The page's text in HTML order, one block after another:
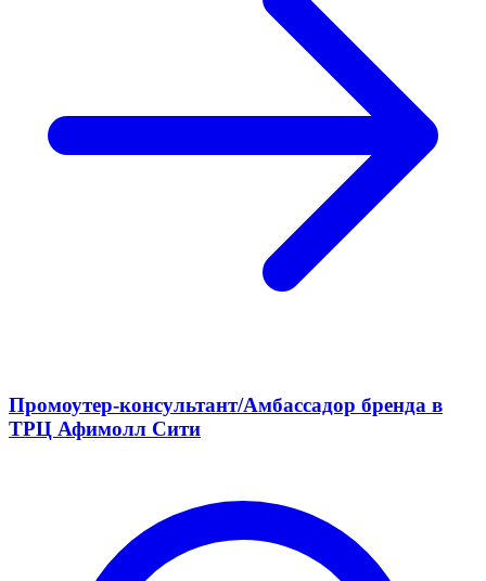
Промоутер-консультант/Амбассадор бренда в
ТРЦ Афимолл Сити